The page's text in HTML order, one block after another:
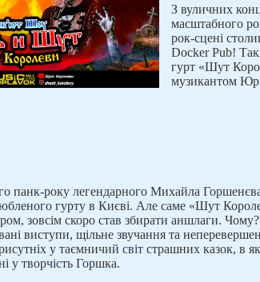
З вуличних
масштабного
рок-сцені
Docker Pub!
гурт «Шут
музикантом
панк-року легендарного Михайла
гурту в Києві. Але саме «Шут
зовсім скоро став збирати аншлаги.
виступи, щільне звучання та
у таємничий світ страшних казок, в
у творчість Горшка.